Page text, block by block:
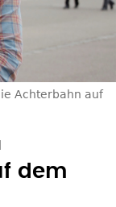
Achterbahn auf
dem